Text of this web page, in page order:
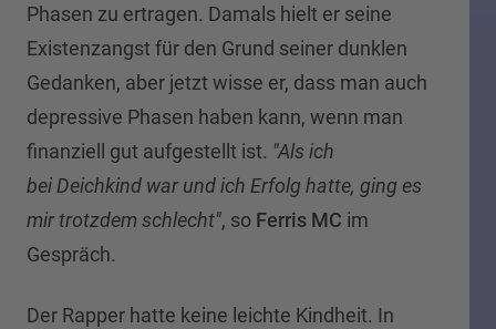
Phasen zu ertragen. Damals hielt er seine
Existenzangst für den Grund seiner dunklen
Gedanken, aber jetzt wisse er, dass man auch
depressive Phasen haben kann, wenn man
finanziell gut aufgestellt ist. "Als ich
bei Deichkind war und ich Erfolg hatte, ging es
mir trotzdem schlecht", so Ferris MC im
Gespräch.
Der Rapper hatte keine leichte Kindheit. In